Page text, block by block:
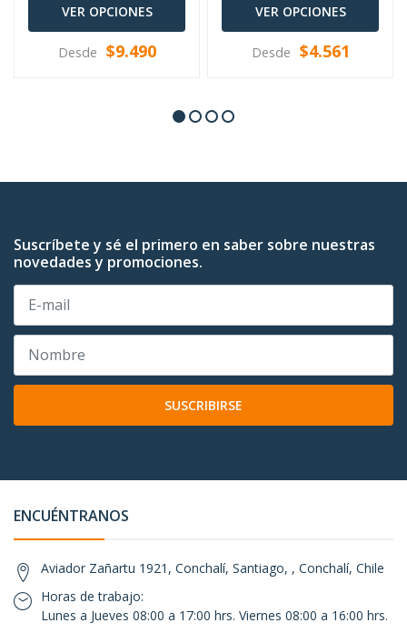
VER OPCIONES
Desde $9.490
VER OPCIONES
Desde $4.561
Suscríbete y sé el primero en saber sobre nuestras
novedades y promociones.
SUSCRIBIRSE
ENCUÉNTRANOS
Aviador Zañartu 1921, Conchalí, Santiago, , Conchalí, Chile
Horas de trabajo:
Lunes a Jueves 08:00 a 17:00 hrs. Viernes 08:00 a 16:00 hrs.